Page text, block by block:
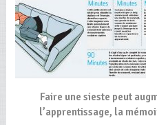
Faire une sieste peut
l’apprentissage, la